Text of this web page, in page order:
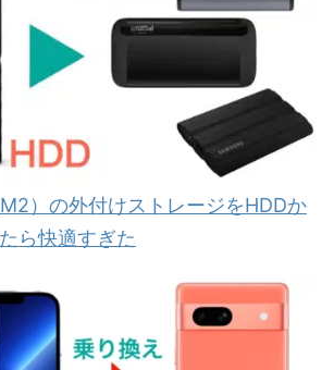
）の外付けストレージをHDDか
ら快適すぎた